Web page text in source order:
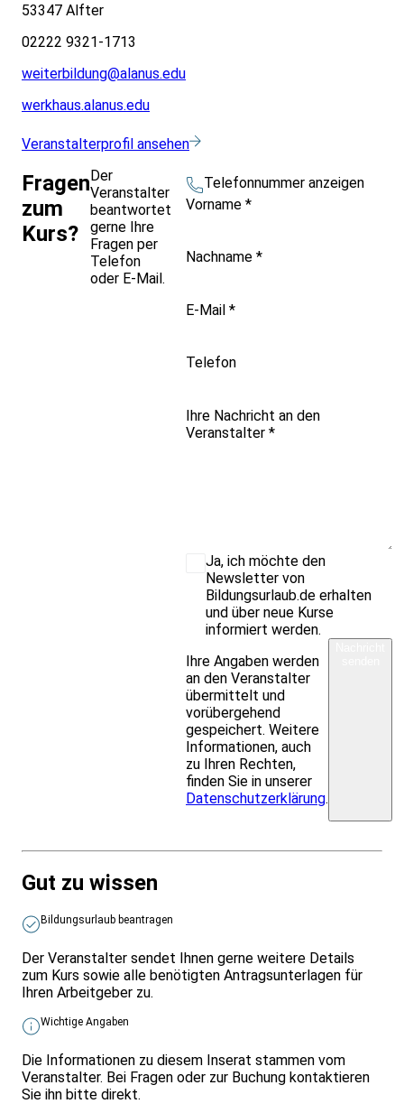
53347 Alfter
02222 9321-1713
weiterbildung@alanus.edu
werkhaus.alanus.edu
Veranstalterprofil ansehen
Fragen
zum
Kurs?
Der
Veranstalter
beantwortet
gerne Ihre
Fragen per
Telefon
oder E-Mail.
Telefonnummer anzeigen
Vorname *
Nachname *
E-Mail *
Telefon
Ihre Nachricht an den
Veranstalter *
Ja, ich möchte den
Newsletter von
Bildungsurlaub.de erhalten
und über neue Kurse
informiert werden.
Ihre Angaben werden
an den Veranstalter
übermittelt und
vorübergehend
gespeichert. Weitere
Informationen, auch
zu Ihren Rechten,
finden Sie in unserer
Datenschutzerklärung.
Gut zu wissen
Bildungsurlaub beantragen
Der Veranstalter sendet Ihnen gerne weitere Details
zum Kurs sowie alle benötigten Antragsunterlagen für
Ihren Arbeitgeber zu.
Wichtige Angaben
Die Informationen zu diesem Inserat stammen vom
Veranstalter. Bei Fragen oder zur Buchung kontaktieren
Sie ihn bitte direkt.